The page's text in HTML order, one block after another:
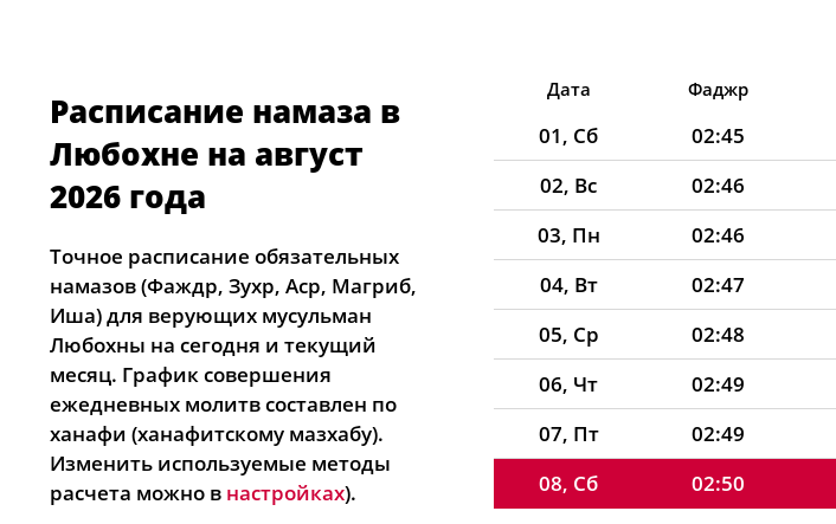
Расписание намаза в
Любохне на август
2026 года
Точное расписание обязательных
намазов (Фаждр, Зухр, Аср, Магриб,
Иша) для верующих мусульман
Любохны на сегодня и текущий
месяц. График совершения
ежедневных молитв составлен по
ханафи (ханафитскому мазхабу).
Изменить используемые методы
расчета можно в настройках).
Дата Фаджр
01, Сб 02:45
02, Вс
02:46
03, Пн
02:46
04, Вт
02:47
05, Ср
02:48
06, Чт
02:49
07, Пт
02:49
08, Сб
02:50